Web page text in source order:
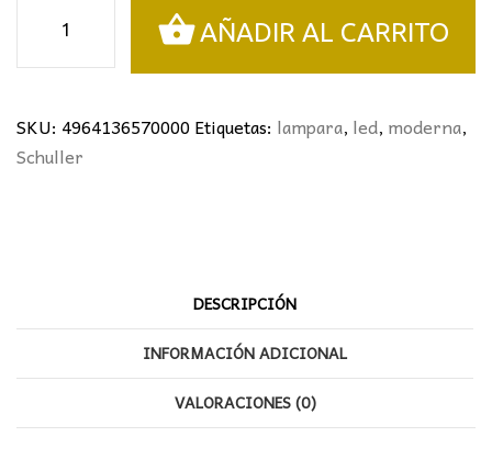
MICRÓN
SCHULLER
cantidad
AÑADIR AL CARRITO
SKU: 4964136570000Etiquetas: lampara, led, moderna,
Schuller
DESCRIPCIÓN
INFORMACIÓN ADICIONAL
VALORACIONES (0)